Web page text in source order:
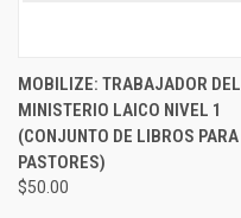
MOBILIZE: TRABAJADOR DEL
MINISTERIO LAICO NIVEL 1
(CONJUNTO DE LIBROS PARA
PASTORES)
$50.00